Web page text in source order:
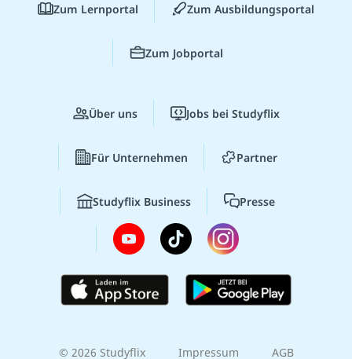
Zum Lernportal Zum Ausbildungsportal
Zum Jobportal
Über uns Jobs bei Studyflix
Für Unternehmen Partner
Studyflix Business Presse
© 2026 Studyflix Impressum AGB